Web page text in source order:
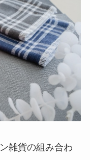
雑貨の組み合わ